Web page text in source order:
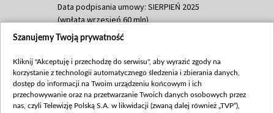
Data podpisania umowy: SIERPIEŃ 2025
(wpłata wrzesień 60 mln)
Dofinansowanie 635 783 051,21 PLN
(wpłata wrzesień 100 mln, październik 350
mln, listopad 265 mln)
Dofinansowanie 48 862 000,00 PLN
Szanujemy Twoją prywatność
Kliknij "Akceptuję i przechodzę do serwisu", aby wyrazić zgody na
korzystanie z technologii automatycznego śledzenia i zbierania danych,
dostęp do informacji na Twoim urządzeniu końcowym i ich
przechowywanie oraz na przetwarzanie Twoich danych osobowych przez
nas, czyli Telewizję Polską S.A. w likwidacji (zwaną dalej również „TVP”),